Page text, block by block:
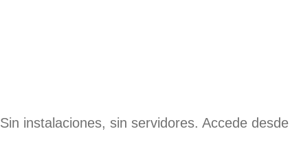
Sin instalaciones, sin servidores. Accede